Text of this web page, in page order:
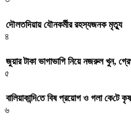
দৌলতদিয়ায় যৌনকর্মীর রহস্যজনক মৃত্যু
৪
জুয়ার টাকা ভাগাভাগি নিয়ে নজরুল খুন,
৫
বা‌লিয়াকা‌ন্দি‌তে বিষ প্রয়োগ ও গলা কে‌টে
৬